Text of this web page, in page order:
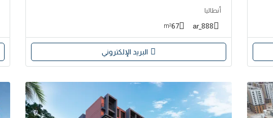
أنطاليا
888_ar
67
m²
البريد الإلكتروني